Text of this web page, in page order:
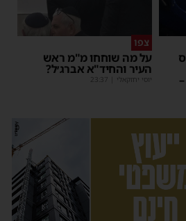
צפו
על מה שוחחו מ"מ ראש
העיר והחיד"א אברג׳ל?
יוסי יחזקאלי 23:37